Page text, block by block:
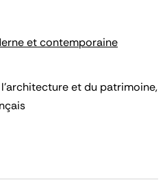
et contemporaine
et du patrimoine,